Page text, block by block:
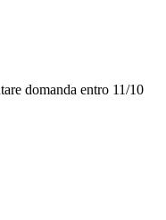
domanda entro 11/10